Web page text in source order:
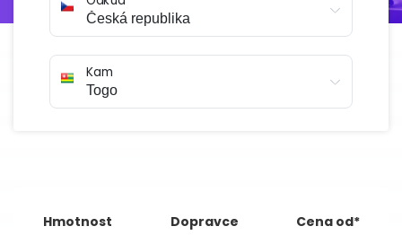
Kam
Hmotnost Dopravce Cena od*